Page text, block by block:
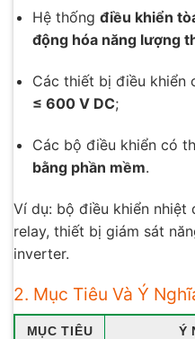
Hệ thống điều khiển
động hóa năng lượng
Các thiết bị điều khiển
≤ 600 V DC;
Các bộ điều khiển có
bằng phần mềm.
Ví dụ: bộ điều khiển nhiệt
relay, thiết bị giám sát
inverter.
2. Mục Tiêu Và Ý
MỤC TIÊU Ý